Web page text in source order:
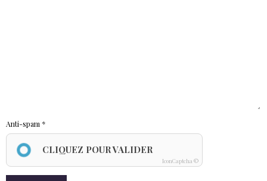
Anti-spam
CLIQUEZ POUR VALIDER
IconCaptcha ©